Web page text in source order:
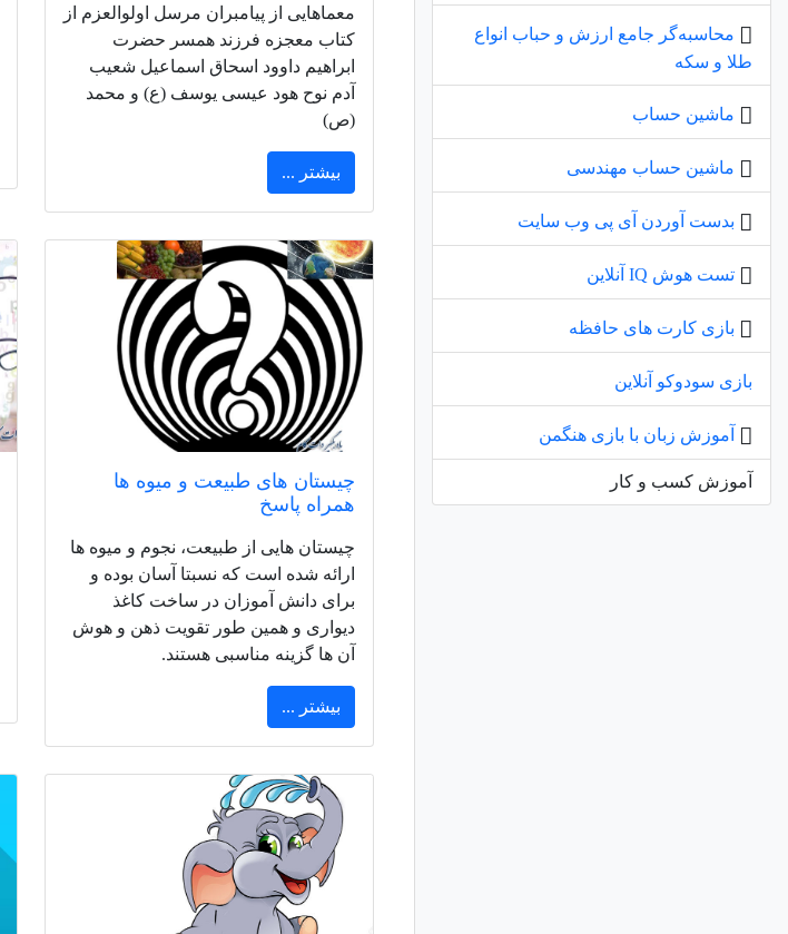
محاسبه‌گر جامع ارزش و حباب انواع
طلا و سکه
ماشین حساب
ماشین حساب مهندسی
بدست آوردن آی پی وب سایت
تست هوش IQ آنلاین
بازی کارت های حافظه
بازی سودوکو آنلاین
آموزش زبان با بازی هنگمن
آموزش کسب و کار
معماهایی از پیامبران مرسل اولوالعزم از
کتاب معجزه فرزند همسر حضرت
ابراهیم داوود اسحاق اسماعیل شعیب
آدم نوح هود عیسی یوسف (ع) و محمد
(ص)
بیشتر ...
چیستان های طبیعت و میوه ها
همراه پاسخ
چیستان هایی از طبیعت، نجوم و میوه ها
ارائه شده است که نسبتا آسان بوده و
برای دانش آموزان در ساخت کاغذ
دیواری و همین طور تقویت ذهن و هوش
آن ها گزینه مناسبی هستند.
بیشتر ...